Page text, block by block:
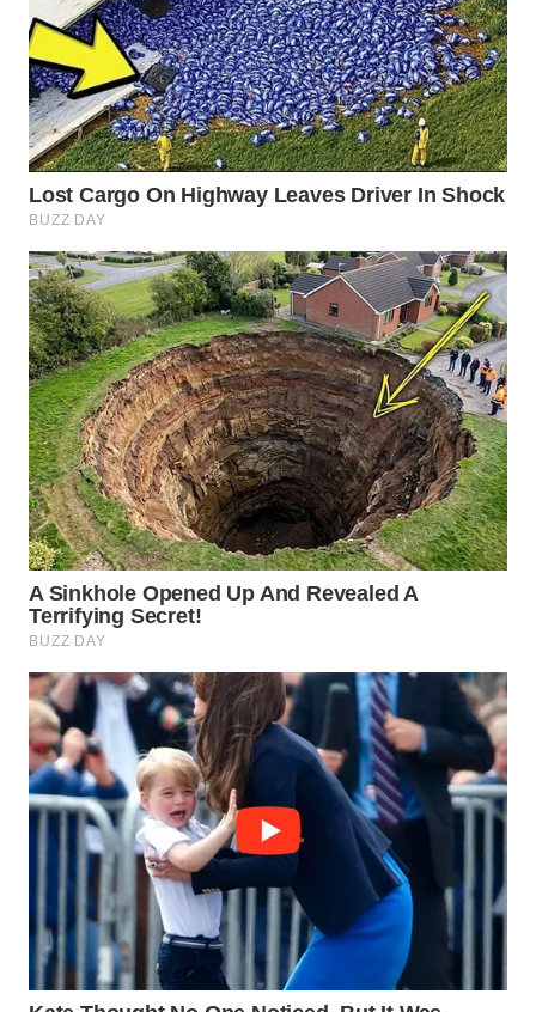
WN
KEPULAUAN
SERIBU
WN
TANGERANG
WN
BINJAI
WN
CIREBON
WN
INDRAMAYU
WN
KUNINGAN
WN
MAJALENGKA
WN
SUBANG
WN
SUKABUMI
WN
PURWAKARTA
WN